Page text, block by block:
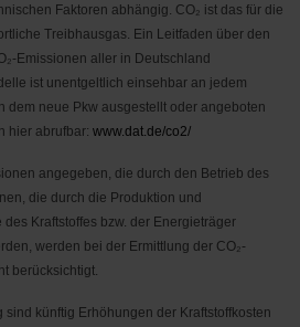
Faktoren abhängig. CO₂ ist das für die
Treibhausgas. Ein Leitfaden über den
Emissionen aller in Deutschland
ist unentgeltlich einsehbar an jedem
dem neue Pkw ausgestellt oder angeboten
hier abrufbar: www.dat.de/co2/
angegeben, die durch den Betrieb des
die durch die Produktion und
Kraftstoffes bzw. der Energieträger
werden bei der Ermittlung der CO₂-
berücksichtigt.
sind künftig Erhöhungen der Kraftstoffkosten